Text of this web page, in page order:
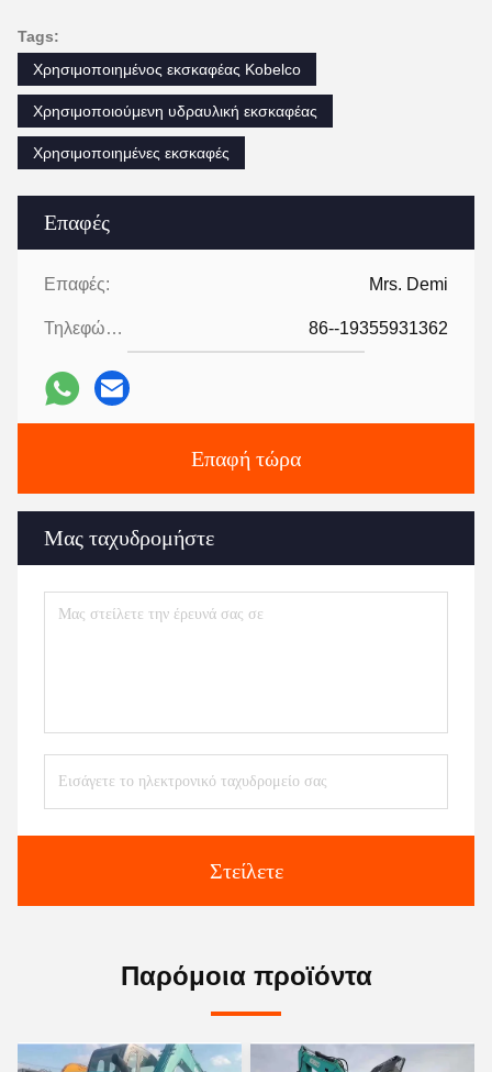
Επαφές
Επαφές: Mrs. Demi
Τηλεφώνημα: 86--19355931362
Επαφή τώρα
Μας ταχυδρομήστε
Στείλετε
Tags:
Χρησιμοποιημένος εκσκαφέας Kobelco
Χρησιμοποιούμενη υδραυλική εκσκαφέας
Χρησιμοποιημένες εκσκαφές
Παρόμοια προϊόντα